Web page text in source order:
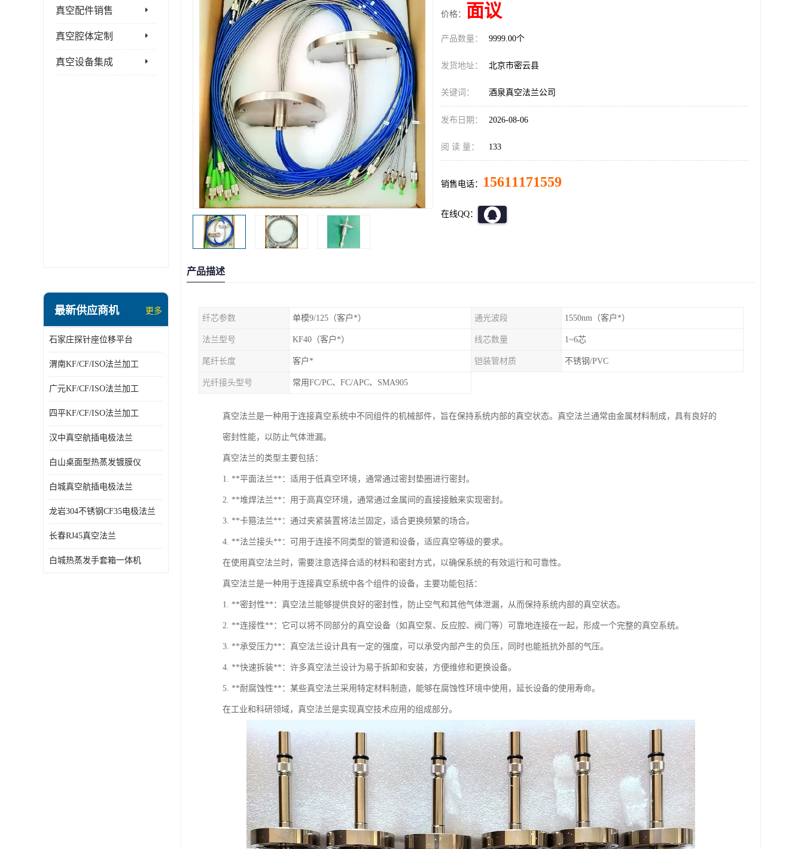
真空配件销售
真空腔体定制
真空设备集成
最新供应商机 更多
石家庄探针座位移平台
渭南KF/CF/ISO法兰加工
广元KF/CF/ISO法兰加工
四平KF/CF/ISO法兰加工
汉中真空航插电极法兰
白山桌面型热蒸发镀膜仪
白城真空航插电极法兰
龙岩304不锈钢CF35电极法兰
长春RJ45真空法兰
白城热蒸发手套箱一体机
价格： 面议
产品数量： 9999.00个
发货地址： 北京市密云县
关键词： 酒泉真空法兰公司
发布日期： 2026-08-06
阅 读 量： 133
销售电话： 15611171559
在线QQ：
产品描述
纤芯参数 单模9/125（客户*） 通光波段 1550nm（客户*）
法兰型号 KF40（客户*） 线芯数量 1~6芯
尾纤长度 客户* 铠装管材质 不锈钢/PVC
光纤接头型号 常用FC/PC、FC/APC、SMA905
真空法兰是一种用于连接真空系统中不同组件的机械部件，旨在保持系统内部的真空状态。真空法兰通常由金属材料制成，具有良好的
密封性能，以防止气体泄漏。
真空法兰的类型主要包括：
1. **平面法兰**：适用于低真空环境，通常通过密封垫圈进行密封。
2. **堆焊法兰**：用于高真空环境，通常通过金属间的直接接触来实现密封。
3. **卡箍法兰**：通过夹紧装置将法兰固定，适合更换频繁的场合。
4. **法兰接头**：可用于连接不同类型的管道和设备，适应真空等级的要求。
在使用真空法兰时，需要注意选择合适的材料和密封方式，以确保系统的有效运行和可靠性。
真空法兰是一种用于连接真空系统中各个组件的设备，主要功能包括：
1. **密封性**：真空法兰能够提供良好的密封性，防止空气和其他气体泄漏，从而保持系统内部的真空状态。
2. **连接性**：它可以将不同部分的真空设备（如真空泵、反应腔、阀门等）可靠地连接在一起，形成一个完整的真空系统。
3. **承受压力**：真空法兰设计具有一定的强度，可以承受内部产生的负压，同时也能抵抗外部的气压。
4. **快速拆装**：许多真空法兰设计为易于拆卸和安装，方便维修和更换设备。
5. **耐腐蚀性**：某些真空法兰采用特定材料制造，能够在腐蚀性环境中使用，延长设备的使用寿命。
在工业和科研领域，真空法兰是实现真空技术应用的组成部分。